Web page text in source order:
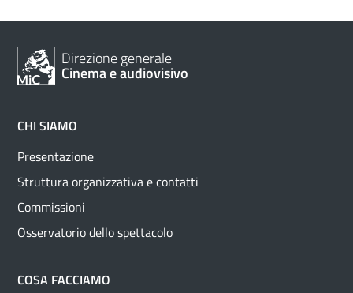
Direzione generale
Cinema e audiovisivo
CHI SIAMO
Presentazione
Struttura organizzativa e contatti
Commissioni
Osservatorio dello spettacolo
COSA FACCIAMO